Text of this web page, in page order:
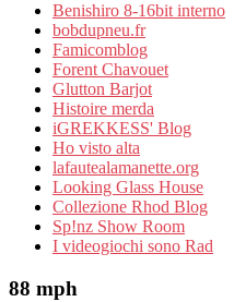
Benishiro 8-16bit interno
bobdupneu.fr
Famicomblog
Forent Chavouet
Glutton Barjot
Histoire merda
iGREKKESS' Blog
Ho visto alta
lafautealamanette.org
Looking Glass House
Collezione Rhod Blog
Sp!nz Show Room
I videogiochi sono Rad
88 mph